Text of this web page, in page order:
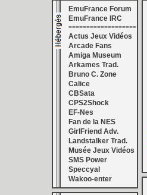
EmuFrance Forum
EmuFrance IRC
===================
Actus Jeux Vidéos
Arcade Fans
Amiga Museum
Arkames Trad.
Bruno C. Zone
Calice
CBSata
CPS2Shock
EF-Nes
Fan de la NES
GirlFriend Adv.
Landstalker Trad.
Musée Jeux Vidéos
SMS Power
Speccyal
Wakoo-enter